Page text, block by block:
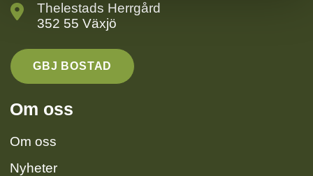
Thelestads Herrgård
352 55 Växjö
GBJ BOSTAD
Om oss
Om oss
Nyheter